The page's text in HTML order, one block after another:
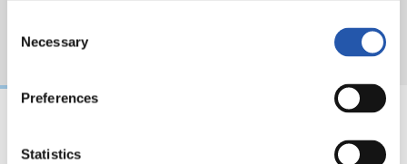
Selection
Necessary
Preferences
Statistics
26/07/2026 18/07/2026